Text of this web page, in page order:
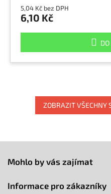
5,04 Kč bez DPH
6,10 Kč
ZOBRAZIT VŠECHNY
Mohlo by vás zajímat
Informace pro zákazníky